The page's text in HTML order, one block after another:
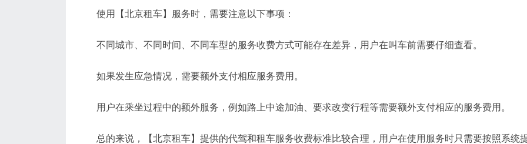
使用【北京租车】服务时，需要注意以下事项：
不同城市、不同时间、不同车型的服务收费方式可能存在差异，用户在叫车前需要仔细查看。
如果发生应急情况，需要额外支付相应服务费用。
用户在乘坐过程中的额外服务，例如路上中途加油、要求改变行程等需要额外支付相应的服务费用。
总的来说，【北京租车】提供的代驾和租车服务收费标准比较合理，用户在使用服务时只需要按照系统